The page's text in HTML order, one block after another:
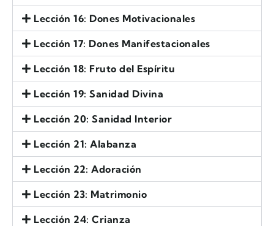
Lección 16: Dones Motivacionales
Lección 17: Dones Manifestacionales
Lección 18: Fruto del Espíritu
Lección 19: Sanidad Divina
Lección 20: Sanidad Interior
Lección 21: Alabanza
Lección 22: Adoración
Lección 23: Matrimonio
Lección 24: Crianza